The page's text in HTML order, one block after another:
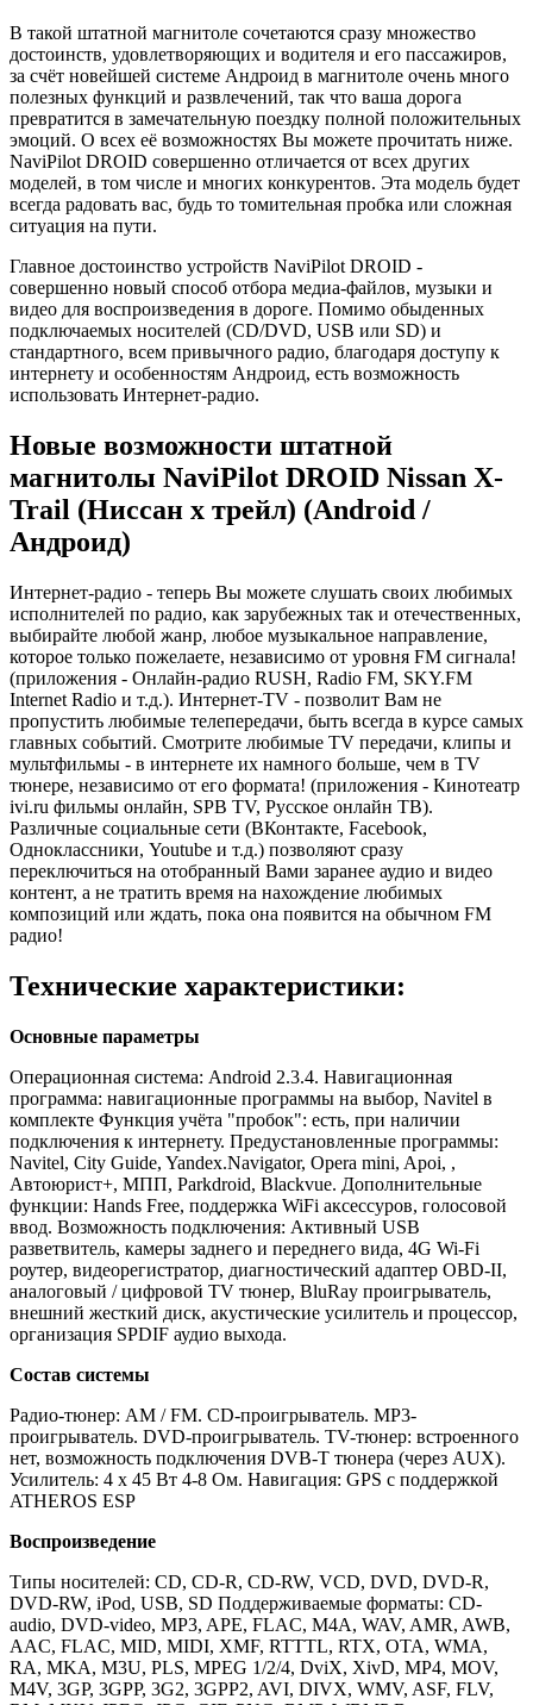
В такой штатной магнитоле сочетаются сразу множество
достоинств, удовлетворяющих и водителя и его пассажиров,
за счёт новейшей системе Андроид в магнитоле очень много
полезных функций и развлечений, так что ваша дорога
превратится в замечательную поездку полной положительных
эмоций. О всех её возможностях Вы можете прочитать ниже.
NaviPilot DROID совершенно отличается от всех других
моделей, в том числе и многих конкурентов. Эта модель будет
всегда радовать вас, будь то томительная пробка или сложная
ситуация на пути.
Главное достоинство устройств NaviPilot DROID -
совершенно новый способ отбора медиа-файлов, музыки и
видео для воспроизведения в дороге. Помимо обыденных
подключаемых носителей (CD/DVD, USB или SD) и
стандартного, всем привычного радио, благодаря доступу к
интернету и особенностям Андроид, есть возможность
использовать Интернет-радио.
Новые возможности штатной
магнитолы NaviPilot DROID Nissan X-
Trail (Ниссан х трейл) (Android /
Андроид)
Интернет-радио - теперь Вы можете слушать своих любимых
исполнителей по радио, как зарубежных так и отечественных,
выбирайте любой жанр, любое музыкальное направление,
которое только пожелаете, независимо от уровня FM сигнала!
(приложения - Онлайн-радио RUSH, Radio FM, SKY.FM
Internet Radio и т.д.). Интернет-TV - позволит Вам не
пропустить любимые телепередачи, быть всегда в курсе самых
главных событий. Смотрите любимые TV передачи, клипы и
мультфильмы - в интернете их намного больше, чем в TV
тюнере, независимо от его формата! (приложения - Кинотеатр
ivi.ru фильмы онлайн, SPB TV, Русское онлайн ТВ).
Различные социальные сети (ВКонтакте, Facebook,
Одноклассники, Youtube и т.д.) позволяют сразу
переключиться на отобранный Вами заранее аудио и видео
контент, а не тратить время на нахождение любимых
композиций или ждать, пока она появится на обычном FM
радио!
Технические характеристики:
Основные параметры
Операционная система: Android 2.3.4. Навигационная
программа: навигационные программы на выбор, Navitel в
комплекте Функция учёта "пробок": есть, при наличии
подключения к интернету. Предустановленные программы:
Navitel, City Guide, Yandex.Navigator, Opera mini, Apoi, ,
Автоюрист+, МПП, Parkdroid, Blackvue. Дополнительные
функции: Hands Free, поддержка WiFi аксессуров, голосовой
ввод. Возможность подключения: Активный USB
разветвитель, камеры заднего и переднего вида, 4G Wi-Fi
роутер, видеорегистратор, диагностический адаптер OBD-II,
аналоговый / цифровой TV тюнер, BluRay проигрыватель,
внешний жесткий диск, акустические усилитель и процессор,
организация SPDIF аудио выхода.
Состав системы
Радио-тюнер: AM / FM. CD-проигрыватель. MP3-
проигрыватель. DVD-проигрыватель. TV-тюнер: встроенного
нет, возможность подключения DVB-T тюнера (через AUX).
Усилитель: 4 х 45 Вт 4-8 Ом. Навигация: GPS с поддержкой
ATHEROS ESP
Воспроизведение
Типы носителей: CD, CD-R, CD-RW, VCD, DVD, DVD-R,
DVD-RW, iPod, USB, SD Поддерживаемые форматы: CD-
audio, DVD-video, MP3, APE, FLAC, M4A, WAV, AMR, AWB,
AAC, FLAC, MID, MIDI, XMF, RTTTL, RTX, OTA, WMA,
RA, MKA, M3U, PLS, MPEG 1/2/4, DviX, XivD, MP4, MOV,
M4V, 3GP, 3GPP, 3G2, 3GPP2, AVI, DIVX, WMV, ASF, FLV,